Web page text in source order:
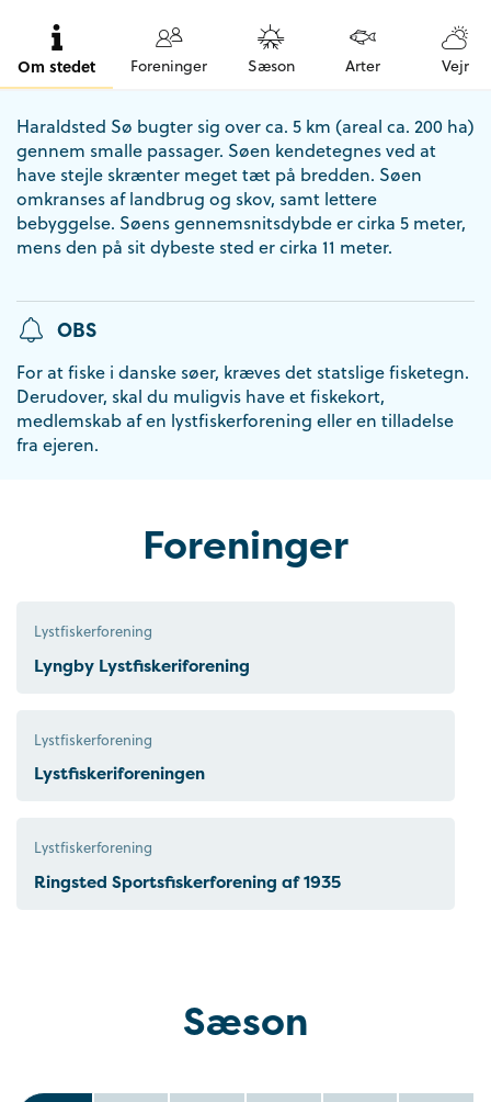
Om stedet Foreninger Sæson Arter Vejr
Haraldsted Sø bugter sig over ca. 5 km (areal ca. 200 ha)
gennem smalle passager. Søen kendetegnes ved at
have stejle skrænter meget tæt på bredden. Søen
omkranses af landbrug og skov, samt lettere
bebyggelse. Søens gennemsnitsdybde er cirka 5 meter,
mens den på sit dybeste sted er cirka 11 meter.
OBS
For at fiske i danske søer, kræves det statslige fisketegn.
Derudover, skal du muligvis have et fiskekort,
medlemskab af en lystfiskerforening eller en tilladelse
fra ejeren.
Foreninger
Lystfiskerforening
Lyngby Lystfiskeriforening
Lystfiskerforening
Lystfiskeriforeningen
Lystfiskerforening
Ringsted Sportsfiskerforening af 1935
Sæson